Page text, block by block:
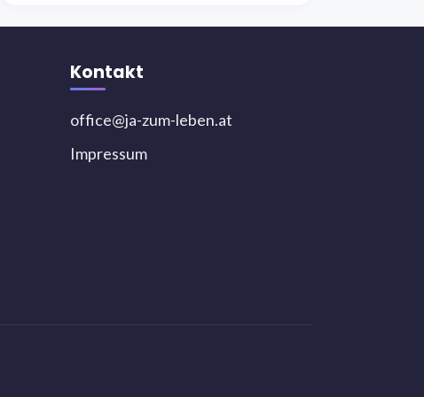
Kontakt
office@ja-zum-leben.at
Impressum